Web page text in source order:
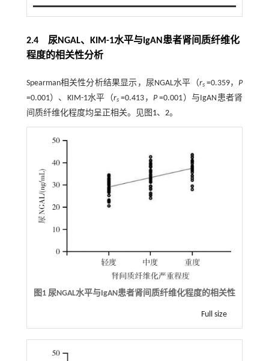
2.4 尿NGAL、KIM-1水平与IgAN患者肾间质纤维化
程度的相关性分析
Spearman相关性分析结果显示，尿NGAL水平（rs=0.359，P
=0.001）、KIM-1水平（rs=0.413，P=0.001）与IgAN患者肾
间质纤维化程度均呈正相关。见图 1、 2。
图1 尿NGAL水平与IgAN患者肾间质纤维化程度的相关性
Full size